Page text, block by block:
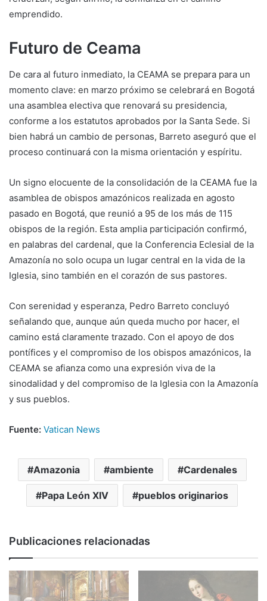
emprendido.
Futuro de Ceama
De cara al futuro inmediato, la CEAMA se prepara para un
momento clave: en marzo próximo se celebrará en Bogotá
una asamblea electiva que renovará su presidencia,
conforme a los estatutos aprobados por la Santa Sede. Si
bien habrá un cambio de personas, Barreto aseguró que el
proceso continuará con la misma orientación y espíritu.
Un signo elocuente de la consolidación de la CEAMA fue la
asamblea de obispos amazónicos realizada en agosto
pasado en Bogotá, que reunió a 95 de los más de 115
obispos de la región. Esta amplia participación confirmó,
en palabras del cardenal, que la Conferencia Eclesial de la
Amazonía no solo ocupa un lugar central en la vida de la
Iglesia, sino también en el corazón de sus pastores.
Con serenidad y esperanza, Pedro Barreto concluyó
señalando que, aunque aún queda mucho por hacer, el
camino está claramente trazado. Con el apoyo de dos
pontífices y el compromiso de los obispos amazónicos, la
CEAMA se afianza como una expresión viva de la
sinodalidad y del compromiso de la Iglesia con la Amazonía
y sus pueblos.
Fuente: Vatican News
Amazonia ambiente Cardenales
Papa León XIV pueblos originarios
Publicaciones relacionadas